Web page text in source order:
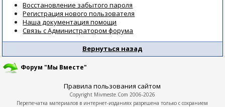
Восстановление забытого пароля
Регистрация нового пользователя
Наша документация помощи
Связь с Администратором форума
Вернуться назад
Форум "Мы Вместе"
Правила пользования сайтом
Copyright Mivmeste.Com 2006-2026
Перепечатка материалов в интернет-изданиях разрешена только с сохранием